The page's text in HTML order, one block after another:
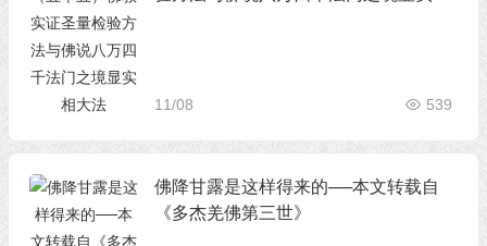
11/08 539
佛降甘露是这样得来的──本文转载自
《多杰羌佛第三世》